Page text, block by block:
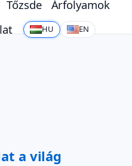
Tőzsde
Árfolyamok
HU EN
a világ